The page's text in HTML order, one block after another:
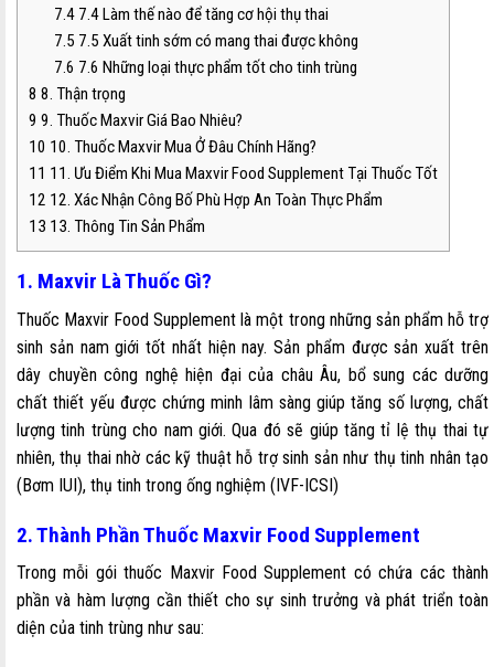
7.47.4 Làm thế nào để tăng cơ hội thụ thai
7.5 7.5 Xuất tinh sớm có mang thai được không
7.6 7.6 Những loại thực phẩm tốt cho tinh trùng
8 8. Thận trọng
9 9. Thuốc Maxvir Giá Bao Nhiêu?
10 10. Thuốc Maxvir Mua Ở Đâu Chính Hãng?
11 11. Ưu Điểm Khi Mua Maxvir Food Supplement Tại Thuốc Tốt
12 12. Xác Nhận Công Bố Phù Hợp An Toàn Thực Phẩm
13 13. Thông Tin Sản Phẩm
1. Maxvir Là Thuốc Gì?
Thuốc Maxvir Food Supplement là một trong những sản phẩm hỗ trợ
sinh sản nam giới tốt nhất hiện nay. Sản phẩm được sản xuất trên
dây chuyền công nghệ hiện đại của châu Âu, bổ sung các dưỡng
chất thiết yếu được chứng minh lâm sàng giúp tăng số lượng, chất
lượng tinh trùng cho nam giới. Qua đó sẽ giúp tăng tỉ lệ thụ thai tự
nhiên, thụ thai nhờ các kỹ thuật hỗ trợ sinh sản như thụ tinh nhân tạo
(Bơm IUI), thụ tinh trong ống nghiệm (IVF-ICSI)
2. Thành Phần Thuốc Maxvir Food Supplement
Trong mỗi gói thuốc Maxvir Food Supplement có chứa các thành
phần và hàm lượng cần thiết cho sự sinh trưởng và phát triển toàn
diện của tinh trùng như sau: